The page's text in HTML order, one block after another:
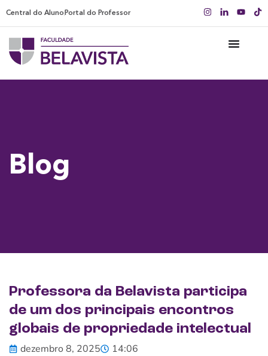
Central do Aluno Portal do Professor
Blog
Professora da Belavista participa
de um dos principais encontros
globais de propriedade intelectual
dezembro 8, 2025 14:06